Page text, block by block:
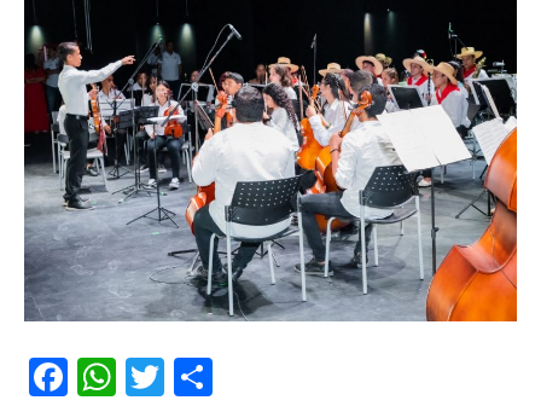
F
W T